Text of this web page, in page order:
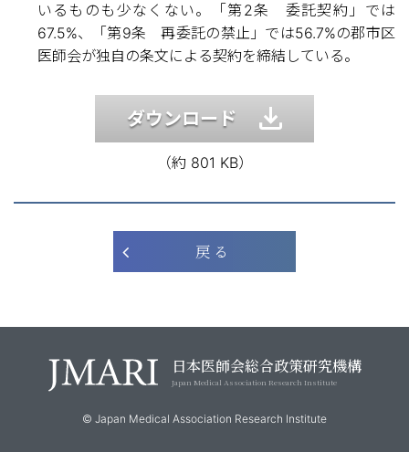
いるものも少なくない。「第2条 委託契約」では
67.5%、「第9条 再委託の禁止」では56.7%の郡市区
医師会が独自の条文による契約を締結している。
ダウンロード
（約 801 KB）
戻 る
日本医師会総合政策研究機構
Japan Medical Association Research Institute
© Japan Medical Association Research Institute